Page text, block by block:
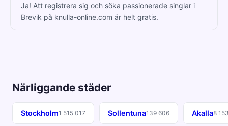
Ja! Att registrera sig och söka passionerade singlar i
Brevik på knulla-online.com är helt gratis.
Närliggande städer
Stockholm1 515 017 Sollentuna139 606 Akalla8